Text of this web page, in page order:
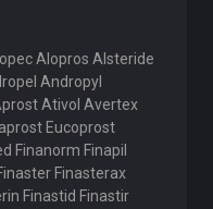
Alopros Alsteride
Andropyl
Ativol Avertex
Eucoprost
Finanorm Finapil
Finasterax
Finastid Finastir